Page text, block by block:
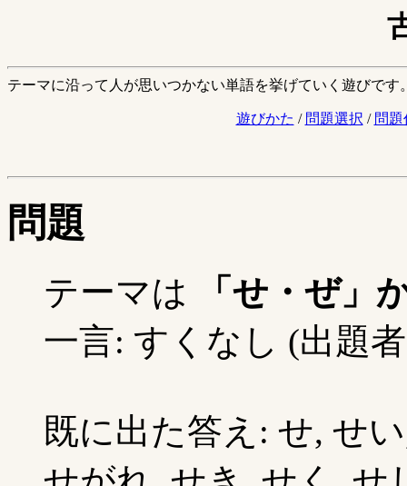
テーマに沿って人が思いつかない単語を挙げていく遊びです
遊びかた / 問題選択 / 問題
問題
テーマは
「せ・ぜ」
一言: すくなし (出題
既に出た答え: せ, せ